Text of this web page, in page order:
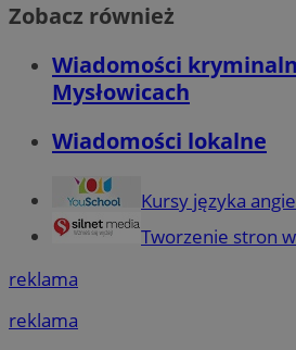
Zobacz również
Wiadomości
Mysłowicach
Wiadomości lokalne
Kursy języka
Tworzenie stron
reklama
reklama